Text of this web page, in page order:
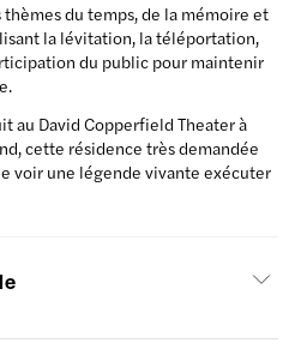
du temps, de la mémoire et
la lévitation, la téléportation,
du public pour maintenir
au David Copperfield Theater à
cette résidence très demandée
voir une légende vivante exécuter